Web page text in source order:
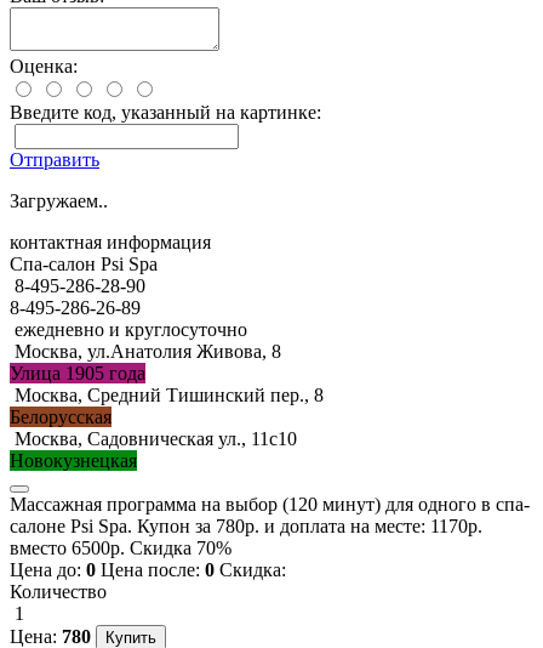
Оценка:
Введите код, указанный на картинке:
Отправить
Загружаем..
контактная информация
Спа-салон Psi Spa
8-495-286-28-90
8-495-286-26-89
ежедневно и круглосуточно
Москва, ул.Анатолия Живова, 8
Улица 1905 года
Москва, Средний Тишинский пер., 8
Белорусская
Москва, Садовническая ул., 11с10
Новокузнецкая
Массажная программа на выбор (120 минут) для одного в спа-
салоне Psi Spa. Купон за 780р. и доплата на месте: 1170р.
вместо 6500р. Скидка 70%
Цена до: 0 Цена после: 0 Скидка:
Количество
1
Цена: 780